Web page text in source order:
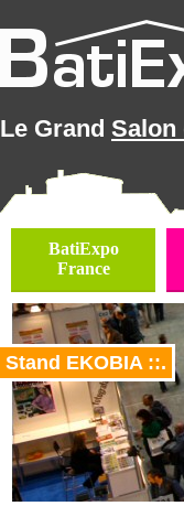
Le Grand Salon
BatiExpo
France
Stand EKOBIA ::.